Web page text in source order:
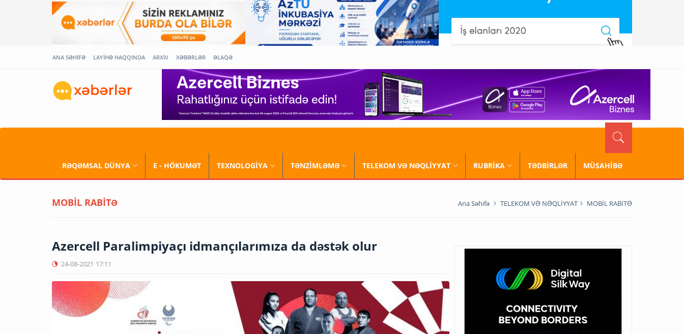
ANA SƏHİFƏ LAYİHƏ HAQQINDA ARXİV XƏBƏRLƏR ƏLAQƏ
RƏQƏMSAL DÜNYA E - HÖKUMƏT TEXNOLOGİYA TƏNZİMLƏMƏ TELEKOM VƏ NƏQLİYYAT RUBRİKA TƏDBİRLƏR MÜSAHİBƏ
MOBİL RABİTƏ Ana Səhifə TELEKOM VƏ NƏQLİYYAT MOBİL RABİTƏ
Azercell Paralimpiyaçı idmançılarımıza da dəstək olur
24-08-2021 17:11